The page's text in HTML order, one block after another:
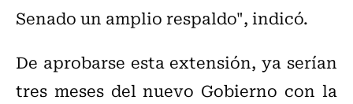
Senado un amplio respaldo", indicó.
De aprobarse esta extensión, ya serían
tres meses del nuevo Gobierno con la